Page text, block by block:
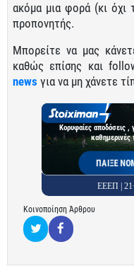
ακόμα μια φορά (κι
προπονητής.
Μπορείτε να μας
καθώς επίσης και
news για να μη χάνετε
Κορυφαίες αποδόσεις
καθημερινές
ΠΑΙΞΕ
ΕΕΕΠ |
Κοινοποίηση Άρθρου